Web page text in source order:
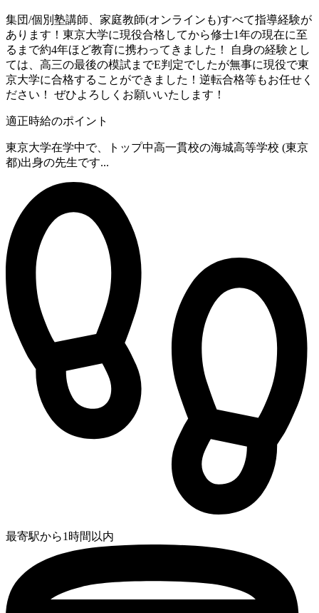
集団/個別塾講師、家庭教師(オンラインも)すべて指導経験が
あります！東京大学に現役合格してから修士1年の現在に至
るまで約4年ほど教育に携わってきました！ 自身の経験とし
ては、高三の最後の模試までE判定でしたが無事に現役で東
京大学に合格することができました！逆転合格等もお任せく
ださい！ ぜひよろしくお願いいたします！
適正時給のポイント
東京大学在学中で、トップ中高一貫校の海城高等学校 (東京
都)出身の先生です...
最寄駅から1時間以内